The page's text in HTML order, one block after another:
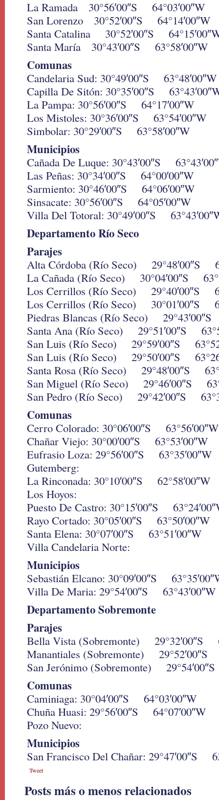
La Ramada 30°56′00″S 64°03′00″W
San Lorenzo 30°52′00″S 64°14′00″W
Santa Catalina 30°52′00″S
Santa María 30°43′00″S 63°58′00″W
Comunas
Candelaria Sud: 30°49′00″S 63°48′00″W
Capilla De Sitón: 30°35′00″S
La Pampa: 30°56′00″S 64°17′00″W
Los Mistoles: 30°36′00″S 63°54′00″W
Simbolar: 30°29′00″S 63°58′00″W
Municipios
Cañada De Luque: 30°43′00″S
Las Peñas: 30°34′00″S 64°00′00″W
Sarmiento: 30°46′00″S 64°06′00″W
Sinsacate: 30°56′00″S 64°05′00″W
Villa Del Totoral: 30°49′00″S
Departamento Río Seco
Parajes
Alta Córdoba (Río Seco) 29°48′00″S
La Cañada (Río Seco) 30°04′00″S
Los Cerrillos (Río Seco) 29°40′00″S
Los Cerrillos (Río Seco) 30°01′00″S
Piedras Blancas (Río Seco) 29°43′00″S
Santa Ana (Río Seco) 29°51′00″S
San Luis (Río Seco) 29°59′00″S
San Luis (Río Seco) 29°50′00″S
Santa Rosa (Río Seco) 29°48′00″S
San Miguel (Río Seco) 29°46′00″S
San Pedro (Río Seco) 29°42′00″S
Comunas
Cerro Colorado: 30°06′00″S 63°56′00″W
Chañar Viejo: 30°00′00″S 63°53′00″W
Eufrasio Loza: 29°56′00″S 63°35′00″W
Gutemberg:
La Rinconada: 30°10′00″S 62°58′00″W
Los Hoyos:
Puesto De Castro: 30°15′00″S
Rayo Cortado: 30°05′00″S 63°50′00″W
Santa Elena: 30°07′00″S 63°51′00″W
Villa Candelaria Norte:
Municipios
Sebastián Elcano: 30°09′00″S
Villa De Maria: 29°54′00″S 63°43′00″W
Departamento Sobremonte
Parajes
Bella Vista (Sobremonte) 29°32′00″S
Manantiales (Sobremonte) 29°52′00″S
San Jerónimo (Sobremonte)
Comunas
Caminiaga: 30°04′00″S 64°03′00″W
Chuña Huasi: 29°56′00″S 64°07′00″W
Pozo Nuevo:
Municipios
San Francisco Del Chañar: 29°47′00″S
Tweet
Posts más o menos relacionados